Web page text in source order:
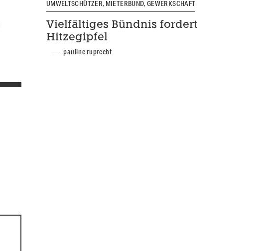
UMWELTSCHÜTZER, MIETERBUND, GEWERKSCHAFT
Vielfältiges Bündnis fordert
Hitzegipfel
pauline ruprecht